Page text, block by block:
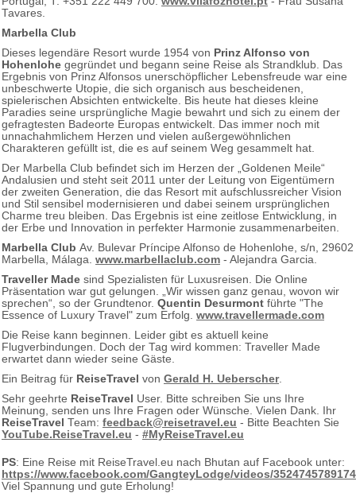
Tavares.
Marbella Club
Dieses legendäre Resort wurde 1954 von Prinz Alfonso von
Hohenlohe gegründet und begann seine Reise als Strandklub. Das
Ergebnis von Prinz Alfonsos unerschöpflicher Lebensfreude war eine
unbeschwerte Utopie, die sich organisch aus bescheidenen,
spielerischen Absichten entwickelte. Bis heute hat dieses kleine
Paradies seine ursprüngliche Magie bewahrt und sich zu einem der
gefragtesten Badeorte Europas entwickelt. Das immer noch mit
unnachahmlichem Herzen und vielen außergewöhnlichen
Charakteren gefüllt ist, die es auf seinem Weg gesammelt hat.
Der Marbella Club befindet sich im Herzen der „Goldenen Meile“
Andalusien und steht seit 2011 unter der Leitung von Eigentümern
der zweiten Generation, die das Resort mit aufschlussreicher Vision
und Stil sensibel modernisieren und dabei seinem ursprünglichen
Charme treu bleiben. Das Ergebnis ist eine zeitlose Entwicklung, in
der Erbe und Innovation in perfekter Harmonie zusammenarbeiten.
Marbella Club Av. Bulevar Príncipe Alfonso de Hohenlohe, s/n, 29602
Marbella, Málaga. www.marbellaclub.com - Alejandra Garcia.
Traveller Made sind Spezialisten für Luxusreisen. Die Online
Präsentation war gut gelungen. „Wir wissen ganz genau, wovon wir
sprechen“, so der Grundtenor. Quentin Desurmont führte "The
Essence of Luxury Travel" zum Erfolg. www.travellermade.com
Die Reise kann beginnen. Leider gibt es aktuell keine
Flugverbindungen. Doch der Tag wird kommen: Traveller Made
erwartet dann wieder seine Gäste.
Ein Beitrag für ReiseTravel von Gerald H. Ueberscher.
Sehr geehrte ReiseTravel User. Bitte schreiben Sie uns Ihre
Meinung, senden uns Ihre Fragen oder Wünsche. Vielen Dank. Ihr
ReiseTravel Team: feedback@reisetravel.eu - Bitte Beachten Sie
YouTube.ReiseTravel.eu - #MyReiseTravel.eu
PS: Eine Reise mit ReiseTravel.eu nach Bhutan auf Facebook unter:
https://www.facebook.com/GangteyLodge/videos/
Viel Spannung und gute Erholung!